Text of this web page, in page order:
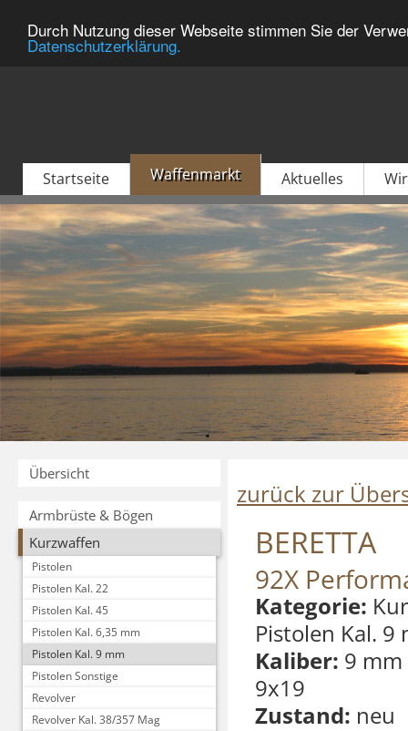
Durch Nutzung dieser Webseite stimmen Sie der
Datenschutzerklärung.
Startseite Waffenmarkt Aktuelles
Übersicht
Armbrüste & Bögen
Kurzwaffen
Pistolen
Pistolen Kal. 22
Pistolen Kal. 45
Pistolen Kal. 6,35 mm
Pistolen Kal. 9 mm
Pistolen Sonstige
Revolver
Revolver Kal. 38/357 Mag
zurück zur
BERETTA
92X
Kategorie:
Pistolen Kal. 9
Kaliber: 9
9x19
Zustand: neu